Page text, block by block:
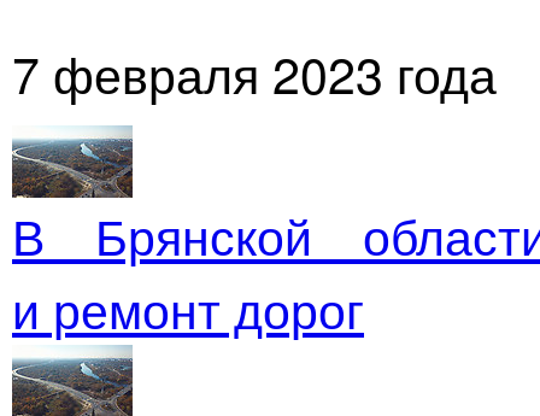
7 февраля 2023 года
В Брянской
и ремонт дорог